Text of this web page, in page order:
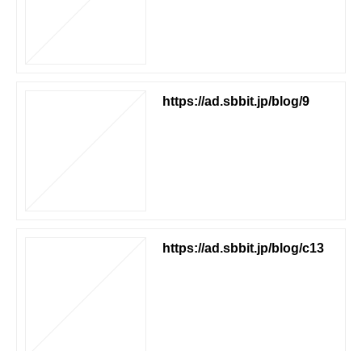
https://ad.sbbit.jp/blog/9
https://ad.sbbit.jp/blog/c13